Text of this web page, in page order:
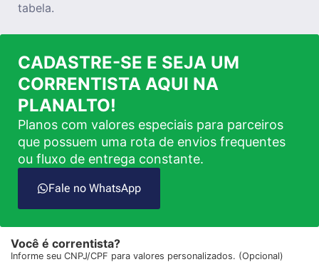
tabela.
CADASTRE-SE E SEJA UM
CORRENTISTA AQUI NA
PLANALTO!
Planos com valores especiais para parceiros
que possuem uma rota de envios frequentes
ou fluxo de entrega constante.
Fale no WhatsApp
Você é correntista?
Informe seu CNPJ/CPF para valores personalizados. (Opcional)